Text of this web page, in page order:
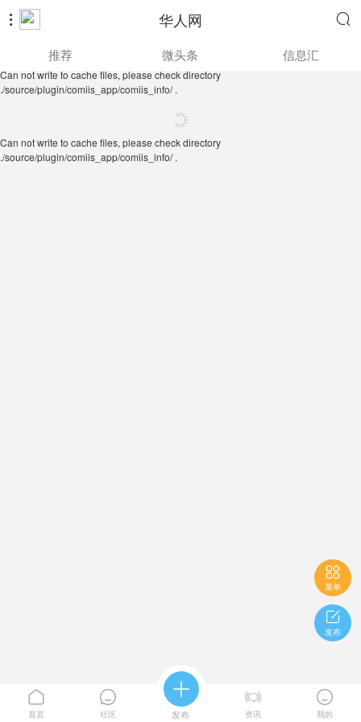
 华人网 
./source/plugin/comiis_app/comiis_info/ .
推荐 微头条 信息汇
Can not write to cache files, please check directory
./source/plugin/comiis_app/comiis_info/ .

菜单

发布

首页

社区

发布

资讯

我的
Can not write to cache files, please check directory
./source/plugin/comiis_app/comiis_info/ .